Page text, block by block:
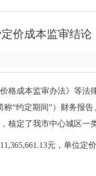
价成本监审结论
格成本监审办法》等法
“约定期间”）财务报
定了我市中心城区一
元，单位定价